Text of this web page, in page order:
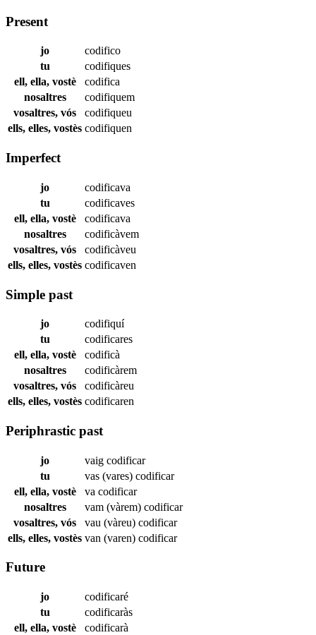
Present
jo
codifico
tu
codifiques
ell, ella, vostè
codifica
nosaltres
codifiquem
vosaltres, vós
codifiqueu
ells, elles, vostès codifiquen
Imperfect
jo
codificava
tu
codificaves
ell, ella, vostè
codificava
nosaltres
codificàvem
vosaltres, vós
codificàveu
ells, elles, vostès codificaven
Simple past
jo
codifiquí
tu
codificares
ell, ella, vostè
codificà
nosaltres
codificàrem
vosaltres, vós
codificàreu
ells, elles, vostès codificaren
Periphrastic past
jo vaig codificar
tu
vas (vares) codificar
ell, ella, vostè
va codificar
nosaltres
vam (vàrem) codificar
vosaltres, vós
vau (vàreu) codificar
ells, elles, vostès van (varen) codificar
Future
jo
codificaré
tu
codificaràs
ell, ella, vostè
codificarà